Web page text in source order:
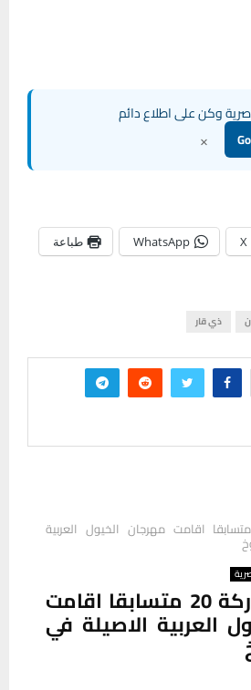
وكن على اطلاع دائم
×
X
WhatsApp طباعة
ذي قار
بالصور: بمشاركة 20 متسابقا اقامت مهرجان الخيول العربية
بالصور: بمشاركة 20 متسابقا اقامت
العربية الاصيلة في